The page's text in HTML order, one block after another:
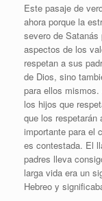
Este pasaje de
ahora porque la
severo de
aspectos de los
respetan a sus
de Dios, sino
para ellos
los hijos que
que los respetarán
importante para el
es contestada. El
padres lleva
larga vida era un
Hebreo y